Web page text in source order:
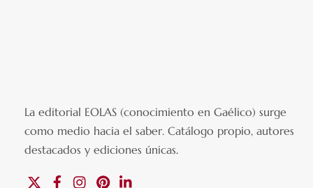
La editorial EOLAS (conocimiento en Gaélico) surge
como medio hacia el saber.Catálogo propio, autores
destacados y ediciones únicas.
FacebookInstagramPinterest